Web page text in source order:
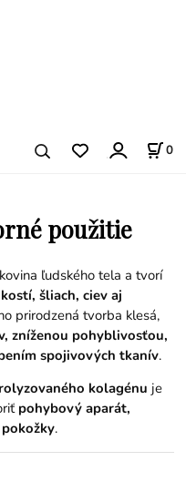
0
použitie
ľudského tela a tvorí
šliach, ciev aj
prirodzená tvorba klesá,
zníženou pohyblivosťou,
spojivových tkanív.
kolagénu je
pohybový aparát,
.